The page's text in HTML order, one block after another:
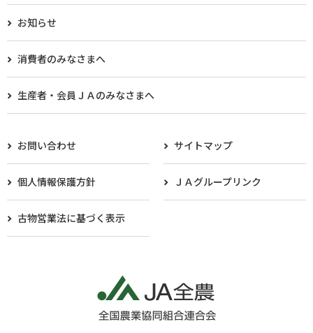
お知らせ
消費者のみなさまへ
生産者・会員ＪＡのみなさまへ​
お問い合わせ サイトマップ
個人情報保護方針 ＪＡグループリンク
古物営業法に基づく表示